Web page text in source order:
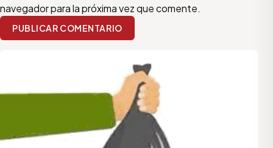
navegador para la próxima vez que comente.
PUBLICAR COMENTARIO